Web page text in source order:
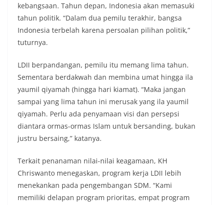
kebangsaan. Tahun depan, Indonesia akan memasuki
tahun politik. “Dalam dua pemilu terakhir, bangsa
Indonesia terbelah karena persoalan pilihan politik,”
tuturnya.
LDII berpandangan, pemilu itu memang lima tahun.
Sementara berdakwah dan membina umat hingga ila
yaumil qiyamah (hingga hari kiamat). “Maka jangan
sampai yang lima tahun ini merusak yang ila yaumil
qiyamah. Perlu ada penyamaan visi dan persepsi
diantara ormas-ormas Islam untuk bersanding, bukan
justru bersaing,” katanya.
Terkait penanaman nilai-nilai keagamaan, KH
Chriswanto menegaskan, program kerja LDII lebih
menekankan pada pengembangan SDM. “Kami
memiliki delapan program prioritas, empat program